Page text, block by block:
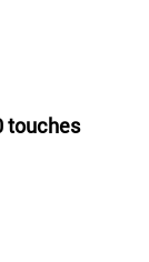
touches